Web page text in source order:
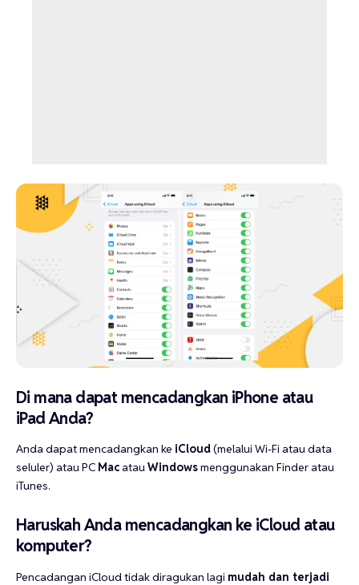
Di mana dapat mencadangkan iPhone atau
iPad Anda?
Anda dapat mencadangkan ke iCloud(melalui Wi-Fi atau data
seluler) atau PC MacatauWindowsmenggunakan Finder atau
iTunes.
Haruskah Anda mencadangkan ke iCloud atau
komputer?
Pencadangan iCloud tidak diragukan lagi mudah dan terjadi